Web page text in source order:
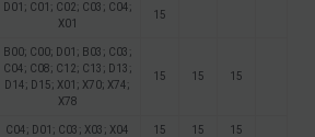
D01; C01; C02; C03; C04;
X01
15
B00; C00; D01; B03; C03;
C04; C08; C12; C13; D13;
D14; D15; X01; X70; X74;
X78
15 15 15
C04; D01; C03; X03; X04 15 15 15